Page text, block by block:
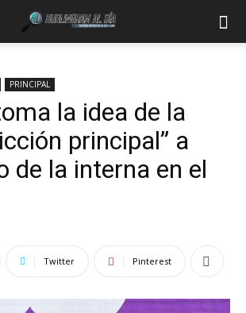
PRINCIPAL
la idea de la
principal” a
de la interna en el
Twitter Pinterest